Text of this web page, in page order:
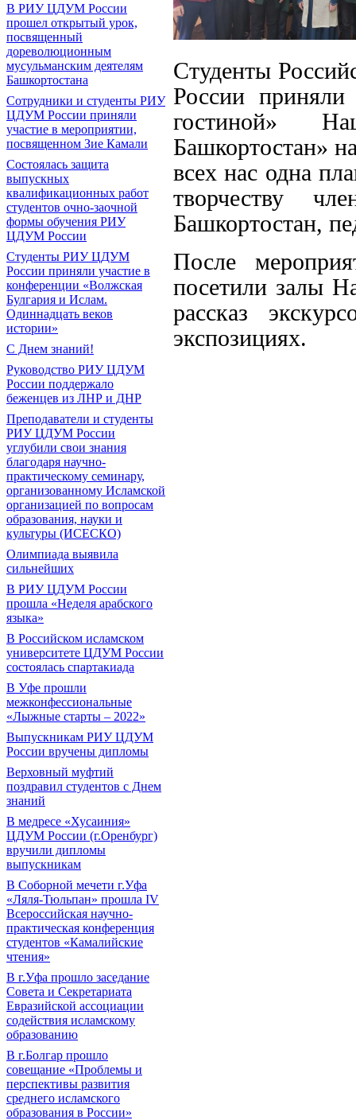
В РИУ ЦДУМ России
прошел открытый урок,
посвященный
дореволюционным
мусульманским деятелям
Башкортостана
Сотрудники и студенты РИУ
ЦДУМ России приняли
участие в мероприятии,
посвященном Зие Камали
Состоялась защита
выпускных
квалификационных работ
студентов очно-заочной
формы обучения РИУ
ЦДУМ России
Студенты РИУ ЦДУМ
России приняли участие в
конференции «Волжская
Булгария и Ислам.
Одиннадцать веков
истории»
С Днем знаний!
Руководство РИУ ЦДУМ
России поддержало
беженцев из ЛНР и ДНР
Преподаватели и студенты
РИУ ЦДУМ России
углубили свои знания
благодаря научно-
практическому семинару,
организованному Исламской
организацией по вопросам
образования, науки и
культуры (ИСЕСКО)
Олимпиада выявила
сильнейших
В РИУ ЦДУМ России
прошла «Неделя арабского
языка»
В Российском исламском
университете ЦДУМ России
состоялась спартакиада
В Уфе прошли
межконфессиональные
«Лыжные старты – 2022»
Выпускникам РИУ ЦДУМ
России вручены дипломы
Верховный муфтий
поздравил студентов с Днем
знаний
В медресе «Хусаиния»
ЦДУМ России (г.Оренбург)
вручили дипломы
выпускникам
В Соборной мечети г.Уфа
«Ляля-Тюльпан» прошла IV
Всероссийская научно-
практическая конференция
студентов «Камалийские
чтения»
В г.Уфа прошло заседание
Совета и Секретариата
Евразийской ассоциации
содействия исламскому
образованию
В г.Болгар прошло
совещание «Проблемы и
перспективы развития
среднего исламского
образования в России»
Студенты
России приняли
гостиной»
Башкортостан»
всех нас одна
творчеству
Башкортостан,
После
посетили залы
рассказ
экспозициях.